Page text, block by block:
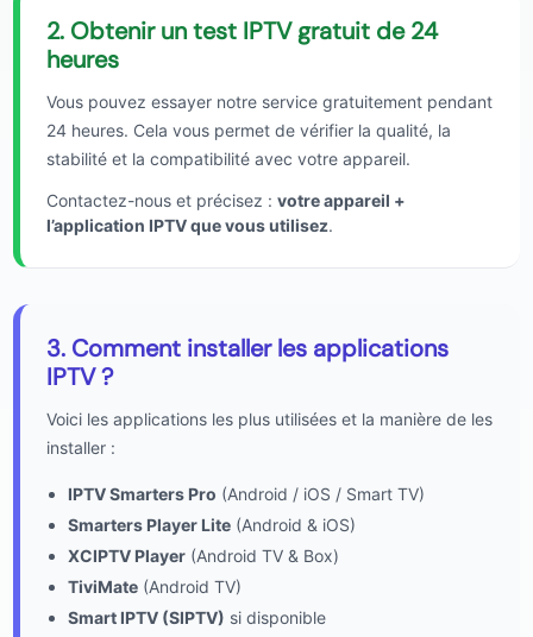
2. Obtenir un test IPTV gratuit de 24
heures
Vous pouvez essayer notre service gratuitement pendant
24 heures. Cela vous permet de vérifier la qualité, la
stabilité et la compatibilité avec votre appareil.
Contactez-nous et précisez :votre appareil +
l’application IPTV que vous utilisez.
3. Comment installer les applications
IPTV ?
Voici les applications les plus utilisées et la manière de les
installer :
IPTV Smarters Pro (Android / iOS / Smart TV)
Smarters Player Lite (Android & iOS)
XCIPTV Player (Android TV & Box)
TiviMate (Android TV)
Smart IPTV (SIPTV) si disponible